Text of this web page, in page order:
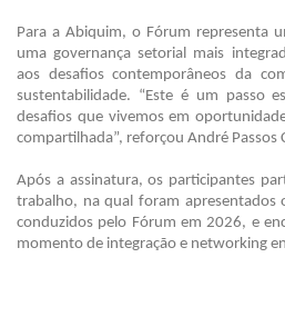
Para a Abiquim, o Fórum representa
uma governança setorial mais
aos desafios contemporâneos da
sustentabilidade. “Este é um passo
desafios que vivemos em
compartilhada”, reforçou André Passos
Após a assinatura, os participantes
trabalho, na qual foram apresentados
conduzidos pelo Fórum em 2026, e
momento de integração e networking